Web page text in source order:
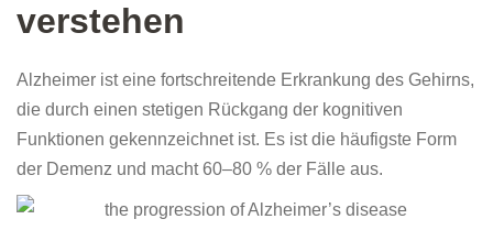
verstehen
Alzheimer ist eine fortschreitende Erkrankung des Gehirns,
die durch einen stetigen Rückgang der kognitiven
Funktionen gekennzeichnet ist. Es ist die häufigste Form
der Demenz und macht 60–80 % der Fälle aus.